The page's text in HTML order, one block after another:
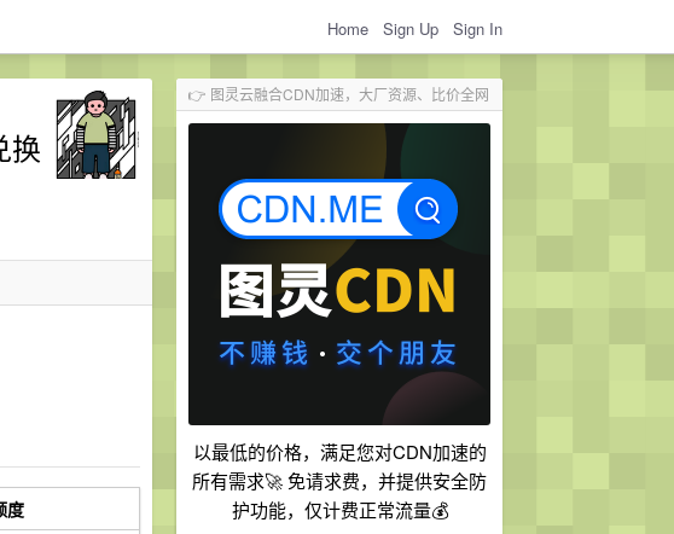
Home Sign Up Sign In
👉 图灵云融合CDN加速，大厂资源、比价全网
以最低的价格，满足您对CDN加速的
所有需求🚀 免请求费，并提供安全防
护功能，仅计费正常流量💰
换
度